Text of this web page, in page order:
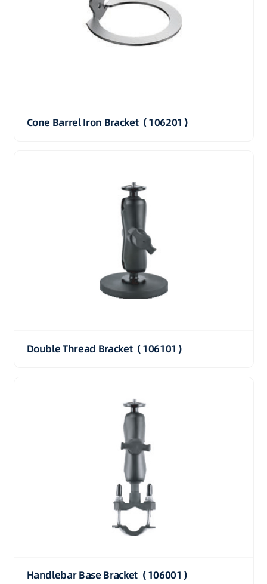
Cone Barrel Iron Bracket（106201）
Double Thread Bracket（106101）
Handlebar Base Bracket（106001）